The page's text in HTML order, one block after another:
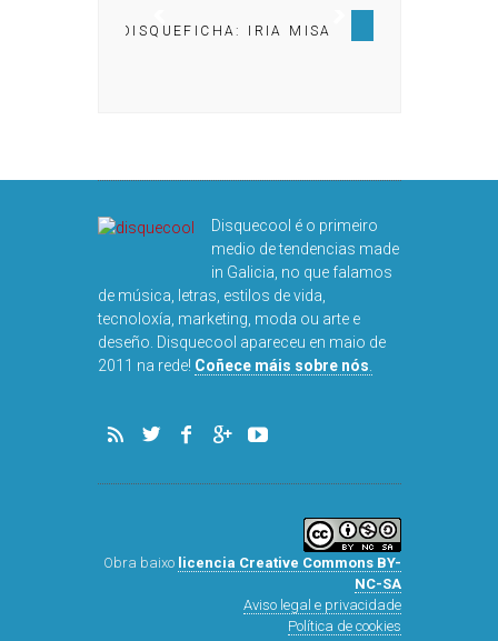
IRIA MISA
DISQUEFICHA: ÓLÖF
Disquecool é o primeiro
medio de tendencias made
in Galicia, no que falamos
de música, letras, estilos de vida,
tecnoloxía, marketing, moda ou arte e
deseño. Disquecool apareceu en maio de
2011 na rede! Coñece máis sobre nós.
Obra baixo licencia Creative Commons BY-
NC-SA
Aviso legal e privacidade
Política de cookies